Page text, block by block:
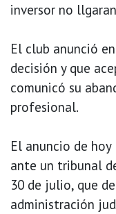
inversor no
El club anunció
decisión y que
comunicó su
profesional.
El anuncio de
ante un tribunal
30 de julio, que
administración